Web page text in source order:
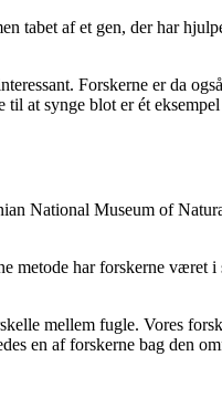
tabet af et gen, der har
Forskerne er da
at synge blot er ét
National Museum of
metode har forskerne været i
mellem fugle. Vores
en af forskerne bag den